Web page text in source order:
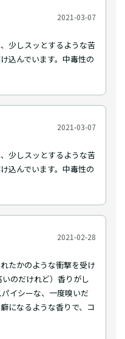
2021-03-07
少しスッとするような苦
込んでいます。中毒性の
2021-03-07
少しスッとするような苦
込んでいます。中毒性の
2021-02-28
たかのような衝撃を受け
のだけれど）香りがし
イシーな、一度嗅いだ
になるような香りで、コ